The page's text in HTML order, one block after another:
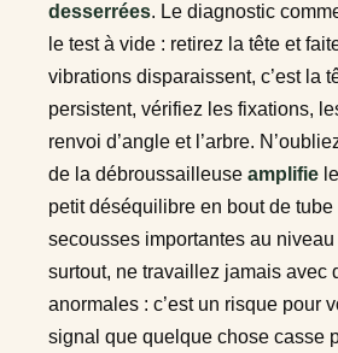
desserrées. Le diagnostic
le test à vide : retirez la tête et
vibrations disparaissent, c’est la
persistent, vérifiez les fixations,
renvoi d’angle et l’arbre.
de la débroussailleuse amplifie
petit déséquilibre en bout de
secousses importantes au
surtout, ne travaillez jamais avec
anormales : c’est un risque pour
signal que quelque chose casse